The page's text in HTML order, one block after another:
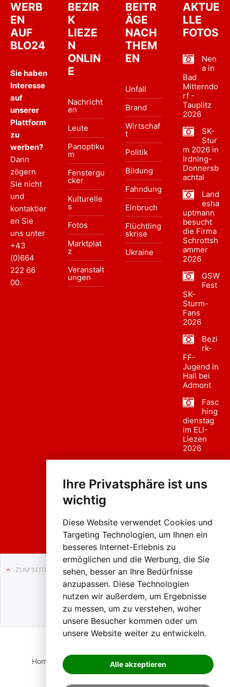
Ihre Privatsphäre ist uns
wichtig
Diese Website verwendet Cookies und
Targeting Technologien, um Ihnen ein
besseres Internet-Erlebnis zu
ermöglichen und die Werbung, die Sie
sehen, besser an Ihre Bedürfnisse
anzupassen. Diese Technologien
nutzen wir außerdem, um Ergebnisse
zu messen, um zu verstehen, woher
unsere Besucher kommen oder um
unsere Website weiter zu entwickeln.
Alle akzeptieren
WERB
EN
AUF
BLO24
Sie haben
Interesse
auf
unserer
Plattform
zu
werben?
Dann
zögern
Sie nicht
und
kontaktier
en Sie
uns unter
+43
(0)664
222 66
00.
BEZIR
K
LIEZE
N
ONLIN
E
Nachricht
en
Leute
Panoptiku
m
Fenstergu
cker
Kulturelle
s
Fotos
Marktplat
z
Veranstalt
ungen
BEITR
ÄGE
NACH
THEM
EN
Unfall
Brand
Wirtschaf
t
Politik
Bildung
Fahndung
Einbruch
Flüchtling
skrise
Ukraine
AKTUE
LLE
FOTOS
Nen
a in
Bad
Mitterndo
rf -
Tauplitz
2026
SK-
Stur
m 2026 in
Irdning-
Donnersb
achtal
Land
esha
uptmann
besucht
die Firma
Schrottsh
ammer
2026
GSW
Fest
SK-
Sturm-
Fans
2026
Bezi
rk-
FF-
Jugend in
Hall bei
Admont
Fasc
hing
dienstag
im ELI-
Liezen
2026
sumzug
Liezen
ZUM SEITENANFANG
Auf BLO24.at werben?
+43 (0)664 2226600
Home Suche Login Impressum
Datenschutz